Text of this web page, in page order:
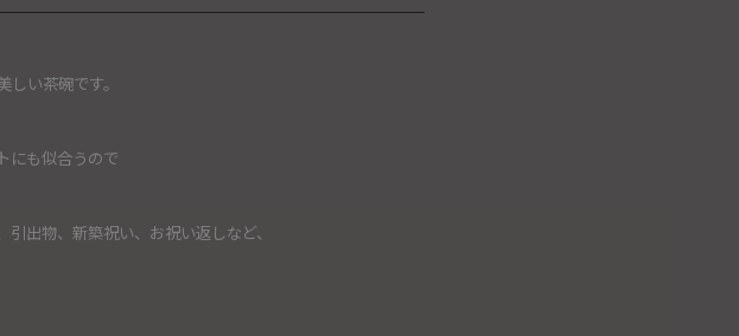
い茶碗です。
にも似合うので
出物、新築祝い、お祝い返しなど、